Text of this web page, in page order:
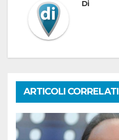
Di
ARTICOLI CORRELATI